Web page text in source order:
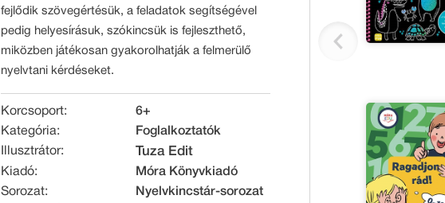
fejlődik szövegértésük, a feladatok segítségével
pedig helyesírásuk, szókincsük is fejleszthető,
miközben játékosan gyakorolhatják a felmerülő
nyelvtani kérdéseket.
Korcsoport:
6+
Kategória:
Foglalkoztatók
Illusztrátor:
Tuza Edit
Kiadó:
Móra Könyvkiadó
Sorozat:
Nyelvkincstár-sorozat